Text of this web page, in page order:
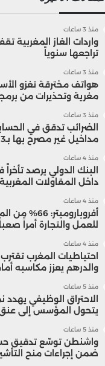
منذ 3 ساعات
تراجعها سنوياً
منذ 3 ساعات
هواتف مخترقة تغزو
مغرية وتحذيرات من
منذ 3 ساعات
الضرائب تدقق في
مداخيل غير مصرح بها بـ3 مليارات درهم
منذ 4 ساعات
البنك الدولي يرصد
داخل المقاولات المغربية
منذ 4 ساعات
للعمل والتجارة أمراً صعباً
منذ 4 ساعات
والدرهم يعزز مكاسبه
منذ 5 ساعات
الاحتراق الوظيفي يهدد
يتحول المؤسس إلى
منذ 5 ساعات
واشنطن توسّع تدقيق
ضمن إجراءات منح